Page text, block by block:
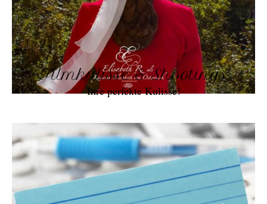
Filmkulisse & Shootings
Ihre perfekte Kulisse!